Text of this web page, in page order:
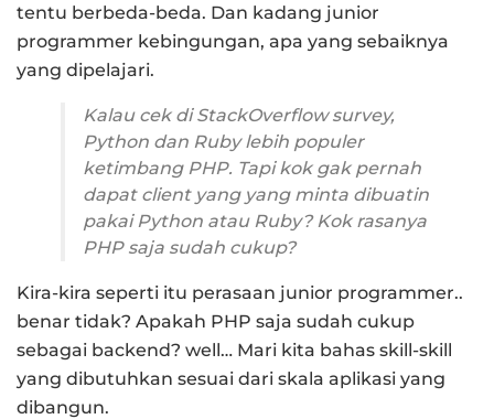
tentu berbeda-beda. Dan kadang junior
programmer kebingungan, apa yang sebaiknya
yang dipelajari.
Kalau cek di StackOverflow survey,
Python dan Ruby lebih populer
ketimbang PHP. Tapi kok gak pernah
dapat client yang yang minta dibuatin
pakai Python atau Ruby? Kok rasanya
PHP saja sudah cukup?
Kira-kira seperti itu perasaan junior programmer..
benar tidak? Apakah PHP saja sudah cukup
sebagai backend? well… Mari kita bahas skill-skill
yang dibutuhkan sesuai dari skala aplikasi yang
dibangun.